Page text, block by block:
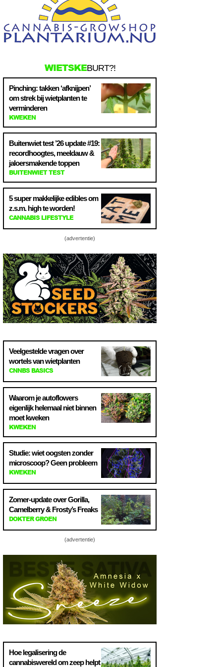
WIETSKEBURT?!
Pinching: takken ‘afknijpen’
om strek bij wietplanten te
verminderen
KWEKEN
Buitenwiet test ’26 update #19:
recordhoogtes, meeldauw &
jaloersmakende toppen
BUITENWIET TEST
5 super makkelijke edibles om
z.s.m. high te worden!
CANNABIS LIFESTYLE
(advertentie)
Veelgestelde vragen over
wortels van wietplanten
CNNBS BASICS
Waarom je autoflowers
eigenlijk helemaal niet binnen
moet kweken
KWEKEN
Studie: wiet oogsten zonder
microscoop? Geen probleem
KWEKEN
Zomer-update over Gorilla,
Camelberry & Frosty’s Freaks
DOKTER GROEN
(advertentie)
Hoe legalisering de
cannabiswereld om zeep helpt